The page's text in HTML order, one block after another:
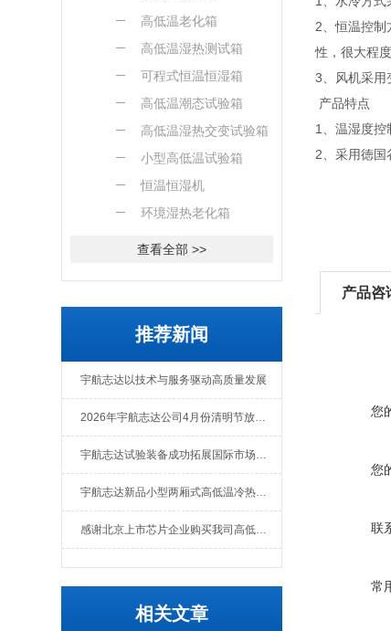
高低温老化箱
高低温湿热测试箱
可程式恒温恒湿箱
高低温潮态试验箱
高低温湿热交变试验箱
小型高低温试验箱
恒温恒湿机
环境湿热老化箱
查看全部 >>
推荐新闻
宇航志达以技术与服务驱动高质量发展
2026年宇航志达公司4月份清明节放假通知
宇航志达试验装备成功拓展国际市场出口肯尼亚
宇航志达新品小型两厢式高低温冷热冲击试验箱
感谢北京上市芯片企业购买我司高低温冲击热流仪
相关文章
2、恒温控制
性，很大程
3、风机采用
产品特点
1、温湿度控
2、采用徳国
产品咨
您
您
联
常